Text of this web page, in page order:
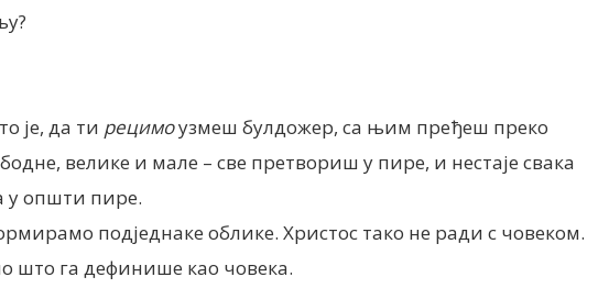
је, да ти рецимоузмеш булдожер, са њим пређеш преко
велике и мале – све претвориш у пире, и нестаје свака
у општи пире.
подједнаке облике. Христос тако не ради с човеком.
што га дефинише као човека.